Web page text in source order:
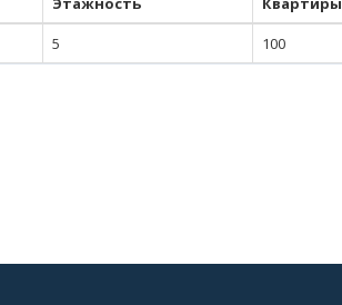
5 100